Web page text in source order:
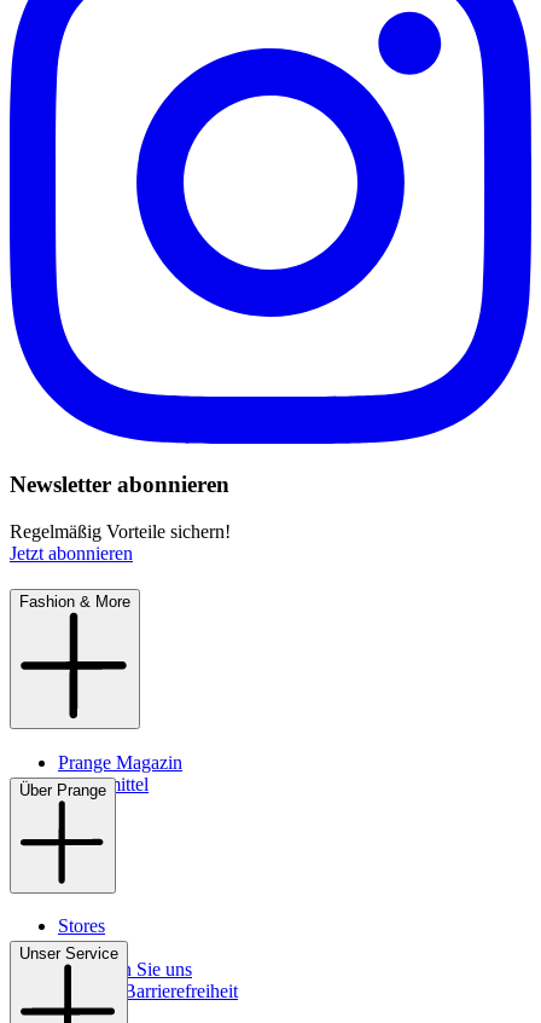
Newsletter abonnieren
Regelmäßig Vorteile sichern!
Jetzt abonnieren
Fashion & More
Prange Magazin
Pflegemittel
Über Prange
Stores
Kontakt
So finden Sie uns
Digitale Barrierefreiheit
Unser Service